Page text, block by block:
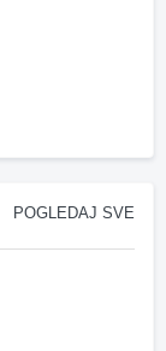
POGLEDAJ SVE